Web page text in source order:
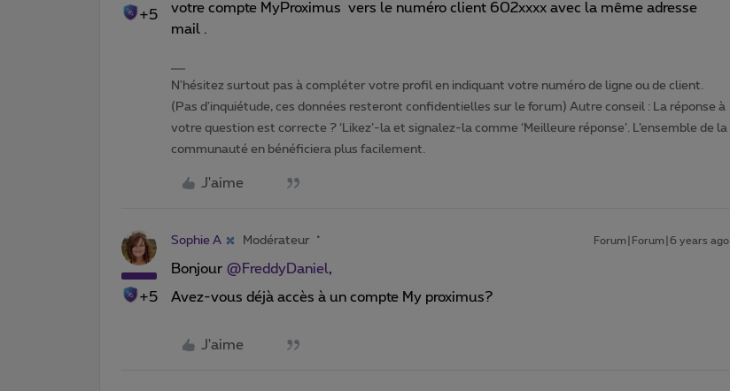
+5
votre compte MyProximus vers le numéro client 602xxxx avec la même adresse
mail .
N'hésitez surtout pas à compléter votre profil en indiquant votre numéro de ligne ou de client.
(Pas d'inquiétude, ces données resteront confidentielles sur le forum) Autre conseil : La réponse à
votre question est correcte ? ‘Likez’-la et signalez-la comme ‘Meilleure réponse’. L’ensemble de la
communauté en bénéficiera plus facilement.
J'aime
+5
Sophie A Modérateur Forum|Forum|6 years ago
Bonjour @FreddyDaniel,
Avez-vous déjà accès à un compte My proximus?
J'aime